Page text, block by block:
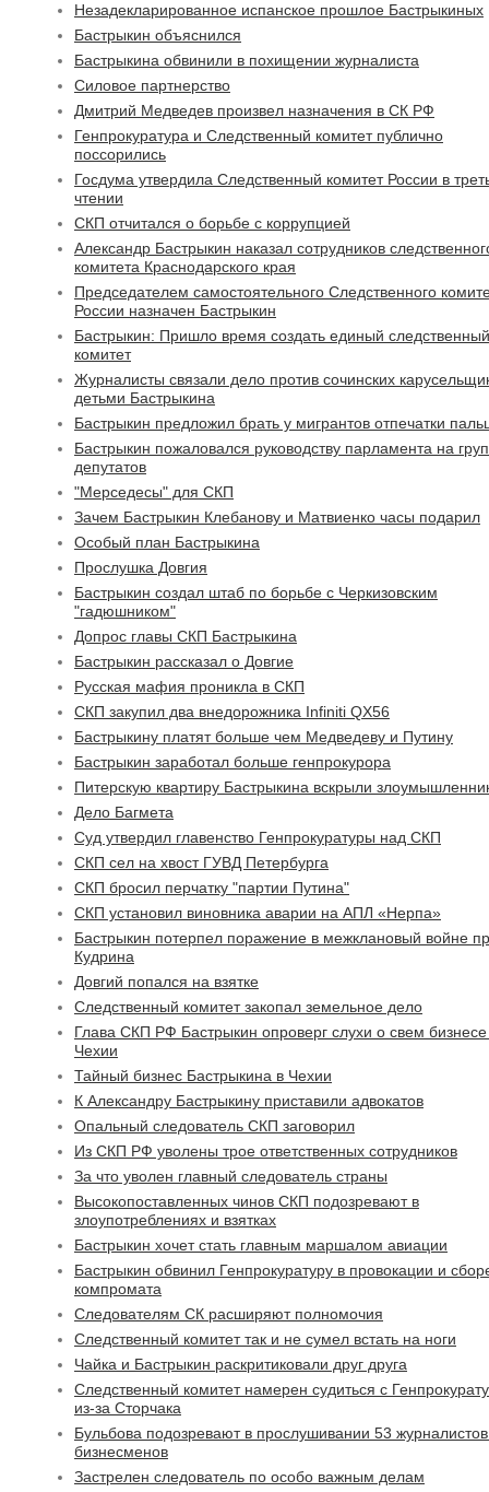
Незадекларированное испанское прошлое Бастрыкиных
Бастрыкин объяснился
Бастрыкина обвинили в похищении журналиста
Силовое партнерство
Дмитрий Медведев произвел назначения в СК РФ
Генпрокуратура и Следственный комитет публично
поссорились
Госдума утвердила Следственный комитет России в
чтении
СКП отчитался о борьбе с коррупцией
Александр Бастрыкин наказал сотрудников
комитета Краснодарского края
Председателем самостоятельного Следственного
России назначен Бастрыкин
Бастрыкин: Пришло время создать единый следственный
комитет
Журналисты связали дело против сочинских
детьми Бастрыкина
Бастрыкин предложил брать у мигрантов отпечатки
Бастрыкин пожаловался руководству парламента на
депутатов
"Мерседесы" для СКП
Зачем Бастрыкин Клебанову и Матвиенко часы подарил
Особый план Бастрыкина
Прослушка Довгия
Бастрыкин создал штаб по борьбе с Черкизовским
"гадюшником"
Допрос главы СКП Бастрыкина
Бастрыкин рассказал о Довгие
Русская мафия проникла в СКП
СКП закупил два внедорожника Infiniti QX56
Бастрыкину платят больше чем Медведеву и Путину
Бастрыкин заработал больше генпрокурора
Питерскую квартиру Бастрыкина вскрыли
Дело Багмета
Суд утвердил главенство Генпрокуратуры над СКП
СКП сел на хвост ГУВД Петербурга
СКП бросил перчатку "партии Путина"
СКП установил виновника аварии на АПЛ «Нерпа»
Бастрыкин потерпел поражение в межклановый войне
Кудрина
Довгий попался на взятке
Следственный комитет закопал земельное дело
Глава СКП РФ Бастрыкин опроверг слухи о свем бизнесе
Чехии
Тайный бизнес Бастрыкина в Чехии
К Александру Бастрыкину приставили адвокатов
Опальный следователь СКП заговорил
Из СКП РФ уволены трое ответственных сотрудников
За что уволен главный следователь страны
Высокопоставленных чинов СКП подозревают в
злоупотреблениях и взятках
Бастрыкин хочет стать главным маршалом авиации
Бастрыкин обвинил Генпрокуратуру в провокации и
компромата
Следователям СК расширяют полномочия
Следственный комитет так и не сумел встать на ноги
Чайка и Бастрыкин раскритиковали друг друга
Следственный комитет намерен судиться с
из-за Сторчака
Бульбова подозревают в прослушивании 53
бизнесменов
Застрелен следователь по особо важным делам